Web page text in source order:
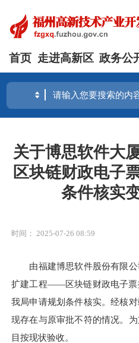
首页 走进高新区 政务公
关于博思软件大
区块链财政电子
条件核实
时间： 2025-07-26 08:59
由福建博思软件股份有限公
扩建工程——区块链财政电子票
我局申请规划条件核实。经核
现存在与原审批不符的情况。
目按现状验收。